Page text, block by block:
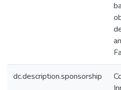
dc.description.sponsorship